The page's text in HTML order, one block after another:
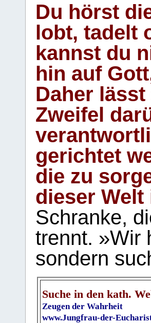
Du hörst
lobt, tadelt
kannst du
hin auf
Daher
Zweifel
gerichtet
die zu
dieser Welt
Schranke,
trennt. »Wir
sondern
Suche in den kath.
Zeugen der Wahrheit
www.Jungfrau-der-